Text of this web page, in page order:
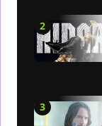
2
3